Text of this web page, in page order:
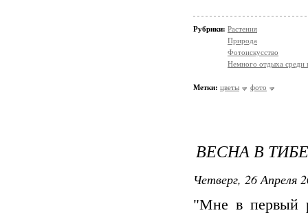
Рубрики: Растения
Природа
Фотоискусство
Немного отдыха среди
Метки: цветы фото
ВЕСНА В
Четверг, 26 Апреля
"Мне в первый